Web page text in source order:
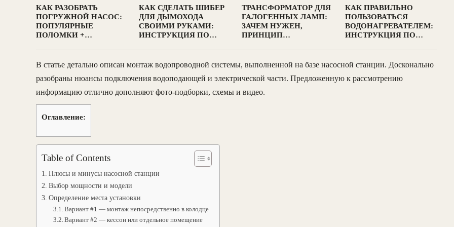
КАК РАЗОБРАТЬ
ПОГРУЖНОЙ НАСОС:
ПОПУЛЯРНЫЕ
ПОЛОМКИ +…
КАК СДЕЛАТЬ ШИБЕР
ДЛЯ ДЫМОХОДА
СВОИМИ РУКАМИ:
ИНСТРУКЦИЯ ПО…
ТРАНСФОРМАТОР ДЛЯ
ГАЛОГЕННЫХ ЛАМП:
ЗАЧЕМ НУЖЕН,
ПРИНЦИП…
КАК ПРАВИЛЬНО
ПОЛЬЗОВАТЬСЯ
ВОДОНАГРЕВАТЕЛЕМ:
ИНСТРУКЦИЯ ПО…
В статье детально описан монтаж водопроводной системы, выполненной на базе насосной станции. Досконально
разобраны нюансы подключения водоподающей и электрической части. Предложенную к рассмотрению
информацию отлично дополняют фото-подборки, схемы и видео.
Оглавление:
Table of Contents
Плюсы и минусы насосной станции
Выбор мощности и модели
Определение места установки
Вариант #1 — монтаж непосредственно в колодце
Вариант #2 — кессон или отдельное помещение